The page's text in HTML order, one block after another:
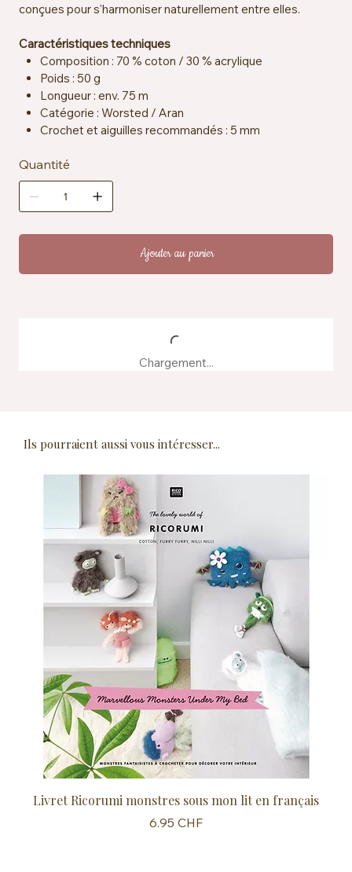
conçues pour s'harmoniser naturellement entre elles.
Caractéristiques techniques
Composition : 70 % coton / 30 % acrylique
Poids : 50 g
Longueur : env. 75 m
Catégorie : Worsted / Aran
Crochet et aiguilles recommandés : 5 mm
Certification : OEKO-TEX® Standard 100
Entretien : lavable en machine à 40 °C
Quantité
Ajouter au panier
Chargement...
Ils pourraient aussi vous intéresser...
Livret Ricorumi monstres sous mon lit en français
Prix
6.95 CHF